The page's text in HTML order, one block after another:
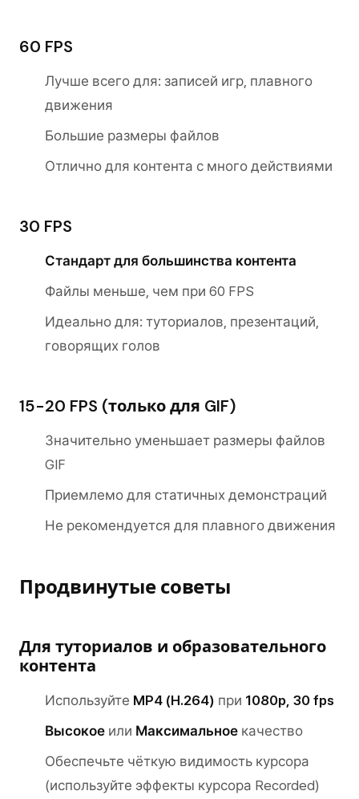
60 FPS
Лучше всего для: записей игр, плавного
движения
Большие размеры файлов
Отлично для контента с много действиями
30 FPS
Стандарт для большинства контента
Файлы меньше, чем при 60 FPS
Идеально для: туториалов, презентаций,
говорящих голов
15-20 FPS (только для GIF)
Значительно уменьшает размеры файлов
GIF
Приемлемо для статичных демонстраций
Не рекомендуется для плавного движения
Продвинутые советы
Для туториалов и образовательного
контента
Используйте MP4 (H.264) при 1080p, 30 fps
Высокое или Максимальное качество
Обеспечьте чёткую видимость курсора
(используйте эффекты курсора Recorded)